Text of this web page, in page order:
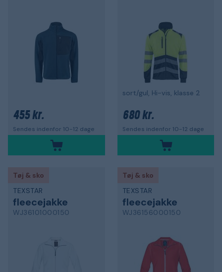
455 kr.
Sendes indenfor 10-12 dage
sort/gul, Hi-vis, klasse 2
680 kr.
Sendes indenfor 10-12 dage
Tøj & sko
TEXSTAR
fleecejakke
WJ36101000150
Tøj & sko
TEXSTAR
fleecejakke
WJ36156000150